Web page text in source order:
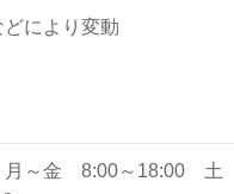
により変動
月～金 8:00～18:00 土